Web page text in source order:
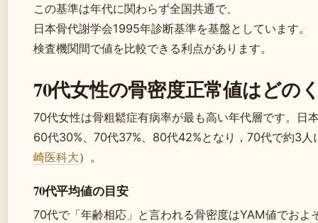
この基準は年代に関わらず全国共通で、
日本骨代謝学会1995年診断基準を基盤としています。
検査機関間で値を比較できる利点があります。
70代女性の骨密度正常値はどの
70代女性は骨粗鬆症有病率が最も高い年代層です。日
60代30%、70代37%、80代42%となり，70代で約3人
崎医科大）。
70代平均値の目安
70代で「年齢相応」と言われる骨密度はYAM値でおよ